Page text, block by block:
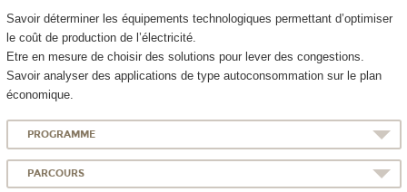
Savoir déterminer les équipements technologiques permettant d’optimiser
le coût de production de l’électricité.
Etre en mesure de choisir des solutions pour lever des congestions.
Savoir analyser des applications de type autoconsommation sur le plan
économique.
PROGRAMME
PARCOURS